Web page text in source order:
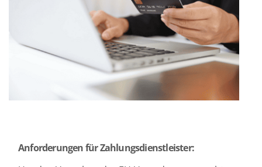
Anforderungen für Zahlungsdienstleister: